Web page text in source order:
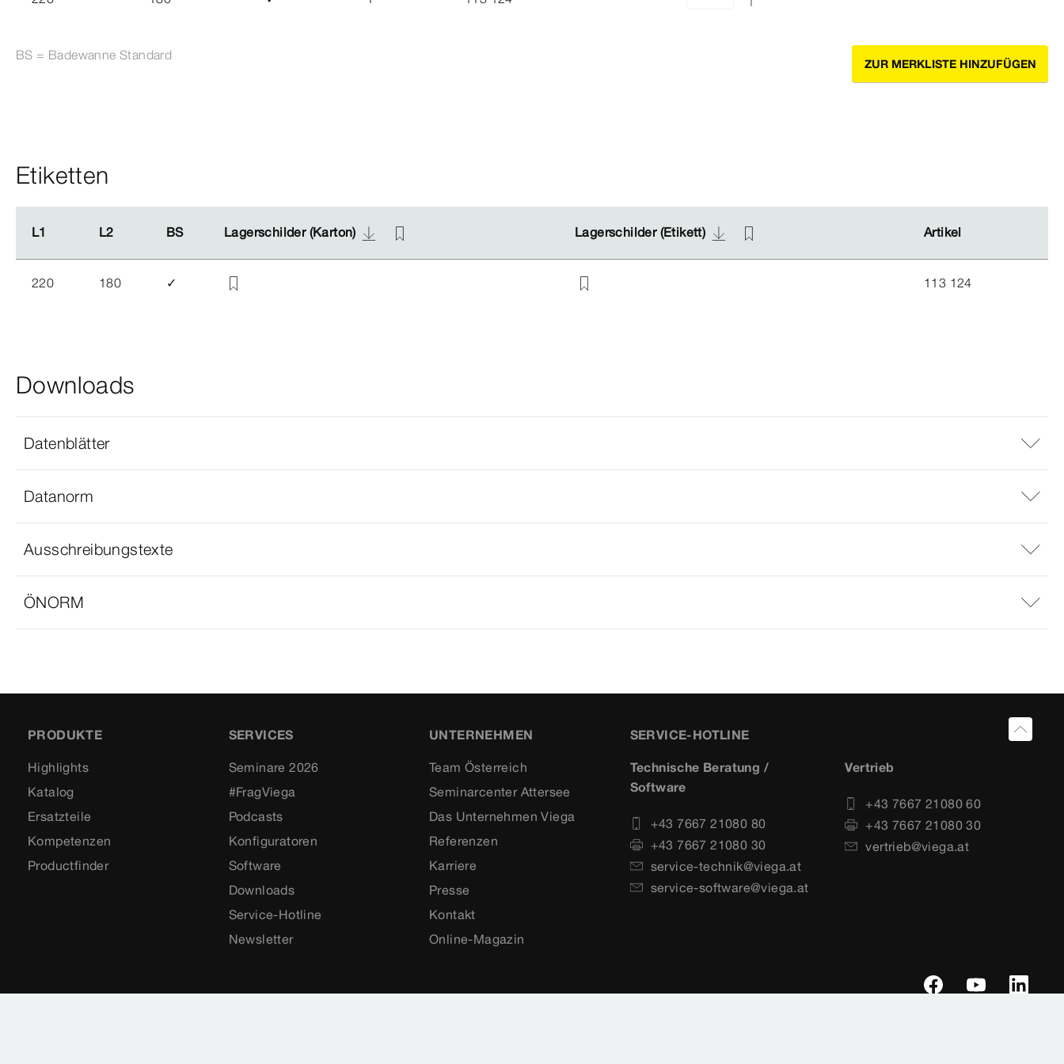
BS = Badewanne Standard
ZUR MERKLISTE HINZUFÜGEN
Etiketten
L1 L2 BS Lagerschilder (Karton) Lagerschilder (Etikett) Artikel
L1 L2 BS Lagerschilder (Karton) Lagerschilder (Etikett) Artikel
220 180 ✓ 113 124
Downloads
Datenblätter
Datanorm
Ausschreibungstexte
ÖNORM
PRODUKTE
Highlights
Katalog
Ersatzteile
Kompetenzen
Productfinder
SERVICES
Seminare 2026
#FragViega
Podcasts
Konfiguratoren
Software
Downloads
Service-Hotline
Newsletter
UNTERNEHMEN
Team Österreich
Seminarcenter Attersee
Das Unternehmen Viega
Referenzen
Karriere
Presse
Kontakt
Online-Magazin
SERVICE-HOTLINE
Technische Beratung /
Software
+43 7667 21080 80
+43 7667 21080 30
service-technik@viega.at
service-software@viega.at
Vertrieb
+43 7667 21080 60
+43 7667 21080 30
vertrieb@viega.at